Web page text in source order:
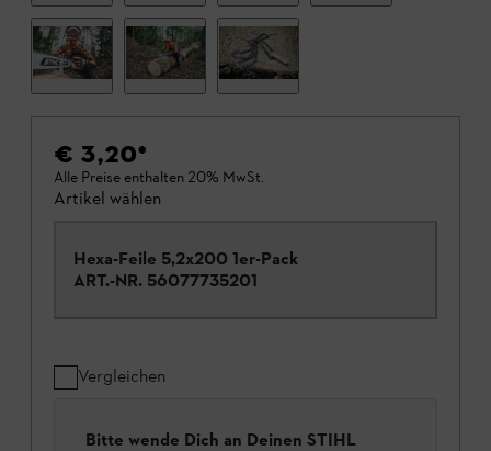
€ 3,20*
Alle Preise enthalten 20% MwSt.
Artikel wählen
Hexa-Feile 5,2x200 1er-Pack
ART.-NR. 56077735201
Vergleichen
Bitte wende Dich an Deinen STIHL